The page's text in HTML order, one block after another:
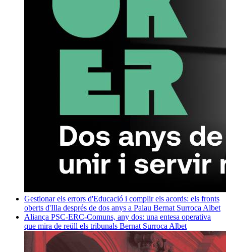
Gestionar els errors d'Educació i complir els acords: els fronts
oberts d'Illa després de dos anys a Palau Bernat Surroca Albet
Aliança PSC-ERC-Comuns, any dos: una entesa operativa
que mira de reüll els tribunals Bernat Surroca Albet